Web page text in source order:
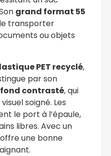
grand format 55
transporter
ou objets
PET recyclé,
par son
fond contrasté, qui
soigné. Les
le port à l’épaule,
libres. Avec un
offre une bonne